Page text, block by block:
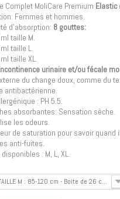
Complet MoliCare Premium Elastic
Femmes et hommes.
d'absorption: 8 gouttes:
taille M.
taille L.
taille XL.
urinaire et/ou fécale
du change doux, comme du
antibactérienne.
: PH 5.5.
absorbantes: Sensation sèche.
les odeurs.
de saturation pour savoir quand
anti-fuites.
: M, L, XL.
M : 85-120 cm - Boite de 26